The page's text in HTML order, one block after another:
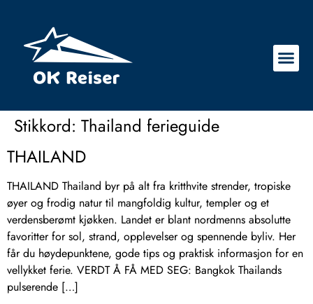
Stikkord: Thailand ferieguide
THAILAND
THAILAND Thailand byr på alt fra kritthvite strender, tropiske
øyer og frodig natur til mangfoldig kultur, templer og et
verdensberømt kjøkken. Landet er blant nordmenns absolutte
favoritter for sol, strand, opplevelser og spennende byliv. Her
får du høydepunktene, gode tips og praktisk informasjon for en
vellykket ferie. VERDT Å FÅ MED SEG: Bangkok Thailands
pulserende […]